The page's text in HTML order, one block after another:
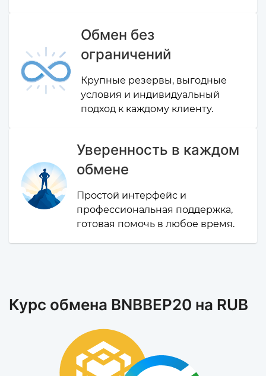
Обмен без
ограничений
Крупные резервы, выгодные
условия и индивидуальный
подход к каждому клиенту.
Уверенность в каждом
обмене
Простой интерфейс и
профессиональная поддержка,
готовая помочь в любое время.
Курс обмена BNBBEP20 на RUB